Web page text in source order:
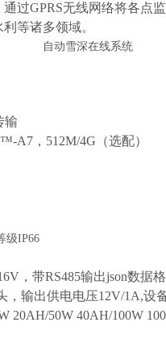
过GPRS无线网络将各点
等诸多领域。
输
A7，512M/4G（选配）
级IP66
，带RS485输出json数据
，输出供电电压12V/1A,
20AH/50W 40AH/100W